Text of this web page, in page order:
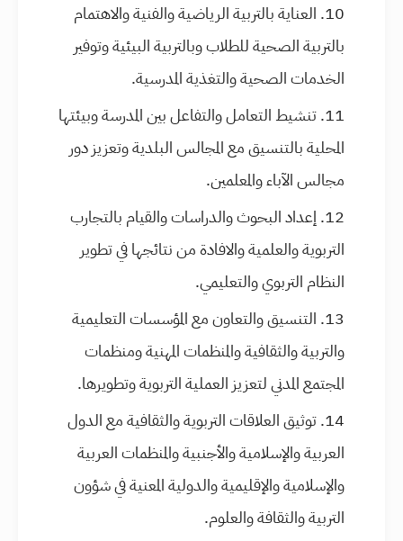
العناية بالتربية الرياضية والفنية والاهتمام
بالتربية الصحية للطلاب وبالتربية البيئية وتوفير
الخدمات الصحية والتغذية المدرسية.
تنشيط التعامل والتفاعل بين المدرسة وبيئتها
المحلية بالتنسيق مع المجالس البلدية وتعزيز دور
مجالس الآباء والمعلمين.
إعداد البحوث والدراسات والقيام بالتجارب
التربوية والعلمية والافادة من نتائجها في تطوير
النظام التربوي والتعليمي.
التنسيق والتعاون مع المؤسسات التعليمية
والتربية والثقافية والمنظمات المهنية ومنظمات
المجتمع المدني لتعزيز العملية التربوية وتطويرها.
توثيق العلاقات التربوية والثقافية مع الدول
العربية والإسلامية والأجنبية والمنظمات العربية
والإسلامية والإقليمية والدولية المعنية في شؤون
التربية والثقافة والعلوم.